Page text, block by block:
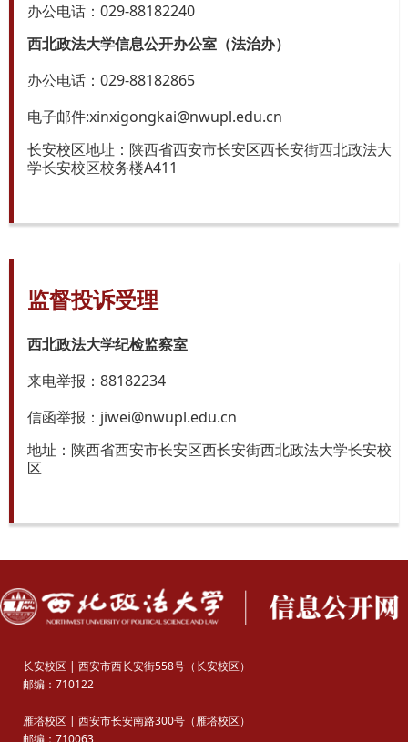
办公电话：029-88182240
西北政法大学信息公开办公室（法治办）
办公电话：029-88182865
电子邮件:xinxigongkai@nwupl.edu.cn
长安校区地址：陕西省西安市长安区西长安街西北政法大
学长安校区校务楼A411
监督投诉受理
西北政法大学纪检监察室
来电举报：88182234
信函举报：jiwei@nwupl.edu.cn
地址：陕西省西安市长安区西长安街西北政法大学长安校
区
长安校区 | 西安市西长安街558号（长安校区）
邮编：710122
雁塔校区 | 西安市长安南路300号（雁塔校区）